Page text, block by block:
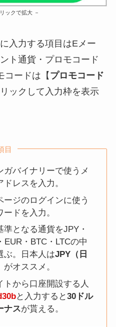
ックで拡大
入力する項目はEメー
ト通貨・プロモコード
コードは【 プロモコード
ックして入力枠を表示
目
ガバイナリーで使うメ
ドレスを入力。
ージのログインに使う
ードを入力。
準となる通貨をJPY・
EUR・BTC・LTCの中
ぶ。日本人はJPY（日
がオススメ。
トから口座開設する人
と入力すると30ドル
ナスが貰える。